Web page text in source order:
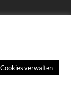
Cookies verwalten